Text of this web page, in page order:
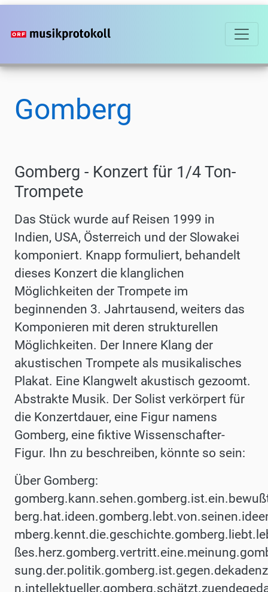
Direkt
zum
Gomberg
Gomberg - Konzert für 1/4 Ton-
Trompete
Das Stück wurde auf Reisen 1999 in
Indien, USA, Österreich und der Slowakei
komponiert. Knapp formuliert, behandelt
dieses Konzert die klanglichen
Möglichkeiten der Trompete im
beginnenden 3. Jahrtausend, weiters das
Komponieren mit deren strukturellen
Möglichkeiten. Der Innere Klang der
akustischen Trompete als musikalisches
Plakat. Eine Klangwelt akustisch gezoomt.
Abstrakte Musik. Der Solist verkörpert für
die Konzertdauer, eine Figur namens
Gomberg, eine fiktive Wissenschafter-
Figur. Ihn zu beschreiben, könnte so sein:
Über Gomberg: